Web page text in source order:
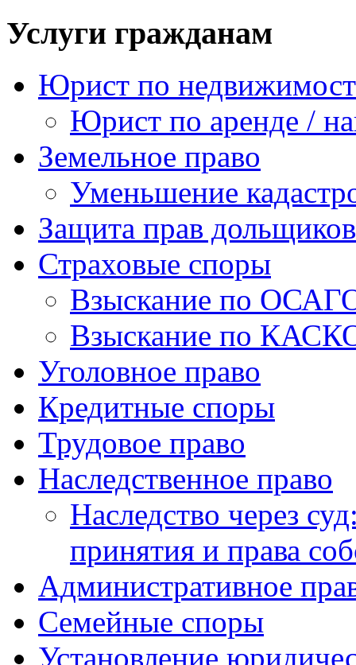
Услуги гражданам
Юрист по
Юрист по аренде /
Земельное право
Уменьшение
Защита прав дольщиков
Страховые споры
Взыскание по
Взыскание по
Уголовное право
Кредитные споры
Трудовое право
Наследственное право
Наследство через
принятия и права
Административное
Семейные споры
Установление